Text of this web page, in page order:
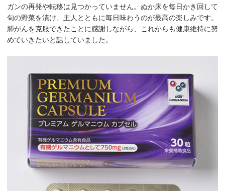
ガンの再発や転移は見つかっていません。ぬか床を毎日かき回して
旬の野菜を漬け、主人とともに毎日味わうのが最高の楽しみです。
肺がんを克服できたことに感謝しながら、これからも健康維持に努
めていきたいと話していました。